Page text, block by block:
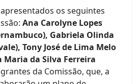
os seguintes
Ana Carolyne Lopes
Gabriela Olinda
Tony José de Lima Melo
Maria da Silva Ferreira
da Comissão, que, a